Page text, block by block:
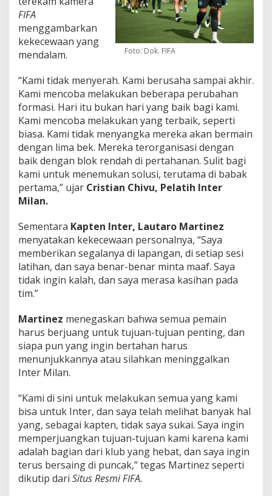
Foto: Dok. FIFA
FIFA
menggambarkan
kekecewaan yang
mendalam.
“Kami tidak menyerah. Kami berusaha sampai akhir.
Kami mencoba melakukan beberapa perubahan
formasi. Hari itu bukan hari yang baik bagi kami.
Kami mencoba melakukan yang terbaik, seperti
biasa. Kami tidak menyangka mereka akan bermain
dengan lima bek. Mereka terorganisasi dengan
baik dengan blok rendah di pertahanan. Sulit bagi
kami untuk menemukan solusi, terutama di babak
pertama,” ujar Cristian Chivu, Pelatih Inter
Milan.
Sementara Kapten Inter, Lautaro Martinez
menyatakan kekecewaan personalnya, “Saya
memberikan segalanya di lapangan, di setiap sesi
latihan, dan saya benar-benar minta maaf. Saya
tidak ingin kalah, dan saya merasa kasihan pada
tim.”
Martinez menegaskan bahwa semua pemain
harus berjuang untuk tujuan-tujuan penting, dan
siapa pun yang ingin bertahan harus
menunjukkannya atau silahkan meninggalkan
Inter Milan.
“Kami di sini untuk melakukan semua yang kami
bisa untuk Inter, dan saya telah melihat banyak hal
yang, sebagai kapten, tidak saya sukai. Saya ingin
memperjuangkan tujuan-tujuan kami karena kami
adalah bagian dari klub yang hebat, dan saya ingin
terus bersaing di puncak,” tegas Martinez seperti
dikutip dari Situs Resmi FIFA.